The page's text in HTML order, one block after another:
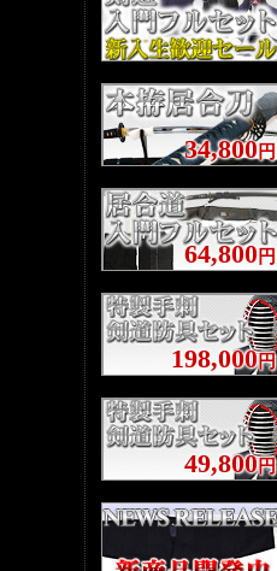
34,800円
64,800円
198,000円
49,800円